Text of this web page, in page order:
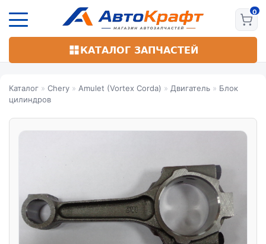
основному
КАТАЛОГ ЗАПЧАСТЕЙ
Каталог » Chery » Amulet (Vortex Corda) » Двигатель » Блок
цилиндров